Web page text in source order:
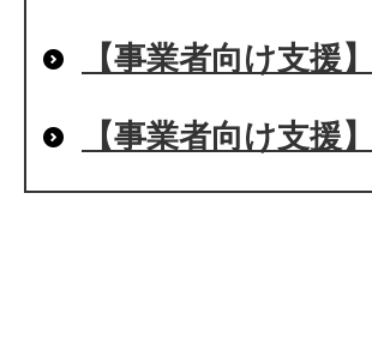
【事業者向け支援
【事業者向け支援